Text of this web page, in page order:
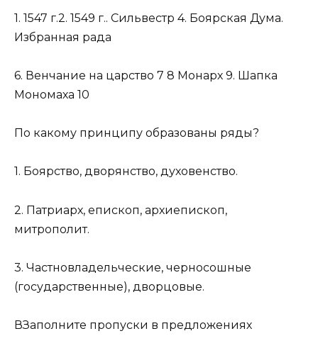
1. 1547 г.2. 1549 г.. Сильвестр 4. Боярская Дума.
Избранная рада
6. Венчание на царство 7 8 Монарх 9. Шапка
Мономаха 10
По какому принципу образованы ряды?
1. Боярство, дворянство, духовенство.
2. Патриарх, епископ, архиепископ,
митрополит.
3. Частновладельческие, черносошные
(государственные), дворцовые.
ВЗаполните пропуски в предложениях